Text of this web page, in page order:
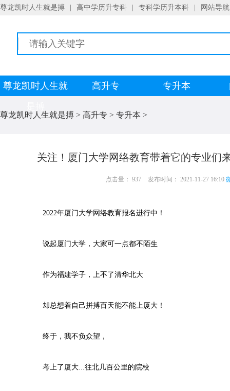
尊龙凯时人生就是搏 高中学历升专科 专科学历升本科 网站导航
尊龙凯时人生就
高升专 专升本
尊龙凯时人生就是搏 > 高升专 > 专升本 >
关注！厦门大学网络教育带着它的专业们
点击量： 937 发布时间： 2021-11-27 16:10
2022年厦门大学网络教育报名进行中！
说起厦门大学，大家可一点都不陌生
作为福建学子，上不了清华北大
却总想着自己拼搏百天能不能上厦大！
终于，我不负众望，
考上了厦大...往北几百公里的院校